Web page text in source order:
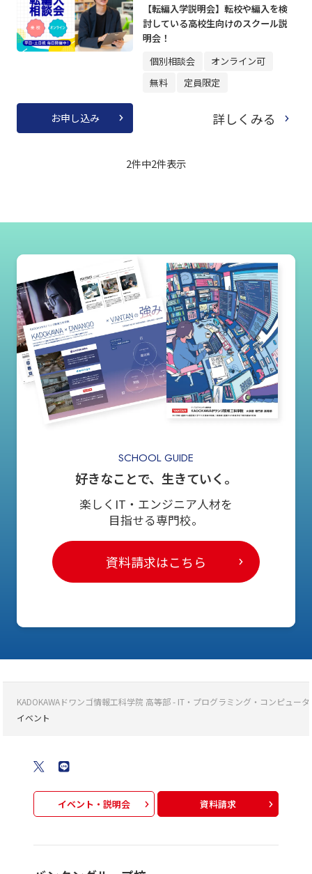
【転編入学説明会】転校や編入を検
討している高校生向けのスクール説
明会！
個別相談会
オンライン可
無料
定員限定
お申し込み 詳しくみる
2件中2件表示
SCHOOL GUIDE
好きなことで、生きていく。
楽しくIT・エンジニア人材を
目指せる専門校。
資料請求はこちら
KADOKAWAドワンゴ情報工科学院 高等部 - IT・プログラミング・コンピュー
イベント
イベント・説明会 資料請求